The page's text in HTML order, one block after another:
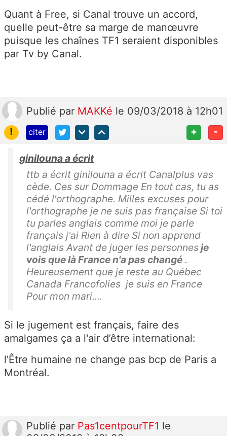
Quant à Free, si Canal trouve un accord,
quelle peut-être sa marge de manœuvre
puisque les chaînes TF1 seraient disponibles
par Tv by Canal.
Publié par MAKKé le 09/03/2018 à 12h01
!
citer + -
ginilouna a écrit
ttb a écrit ginilouna a écrit Canalplus vas
cède. Ces sur Dommage En tout cas, tu as
cédé l'orthographe. Milles excuses pour
l'orthographe je ne suis pas française Si toi
tu parles anglais comme moi je parle
français j'ai Rien à dire Si non apprend
l'anglais Avant de juger les personnesje
vois que là France n'a pas changé .
Heureusement que je reste au Québec
Canada Francofolies je suis en France
Pour mon mari....
Si le jugement est français, faire des
amalgames ça a l'air d’être international:
l’Être humaine ne change pas bcp de Paris a
Montréal.
Publié par Pas1centpourTF1 le